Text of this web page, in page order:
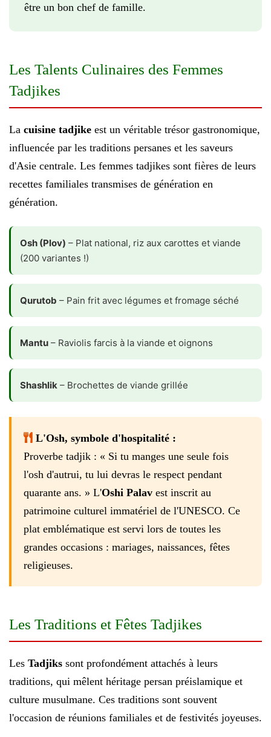
être un bon chef de famille.
Les Talents Culinaires des Femmes
Tadjikes
La cuisine tadjike est un véritable trésor gastronomique,
influencée par les traditions persanes et les saveurs
d'Asie centrale. Les femmes tadjikes sont fières de leurs
recettes familiales transmises de génération en
génération.
Osh (Plov) – Plat national, riz aux carottes et viande
(200 variantes !)
Qurutob – Pain frit avec légumes et fromage séché
Mantu – Raviolis farcis à la viande et oignons
Shashlik – Brochettes de viande grillée
L'Osh, symbole d'hospitalité :
Proverbe tadjik : « Si tu manges une seule fois
l'osh d'autrui, tu lui devras le respect pendant
quarante ans. » L'Oshi Palav est inscrit au
patrimoine culturel immatériel de l'UNESCO. Ce
plat emblématique est servi lors de toutes les
grandes occasions : mariages, naissances, fêtes
religieuses.
Les Traditions et Fêtes Tadjikes
Les Tadjiks sont profondément attachés à leurs
traditions, qui mêlent héritage persan préislamique et
culture musulmane. Ces traditions sont souvent
l'occasion de réunions familiales et de festivités joyeuses.